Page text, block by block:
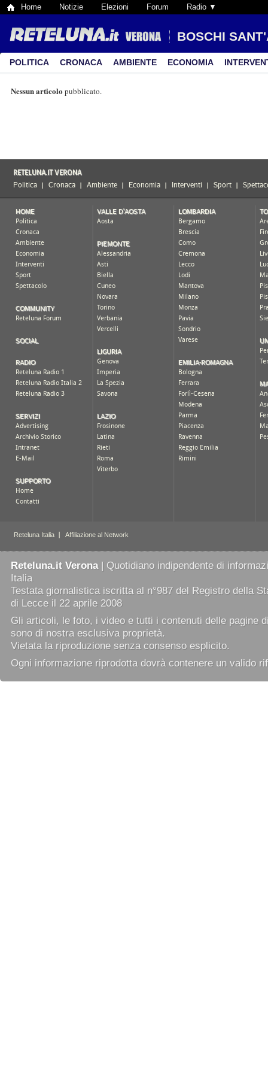
Home Notizie Elezioni Forum Radio ▼
BOSCHI
POLITICA CRONACA AMBIENTE ECONOMIA
Nessun articolo pubblicato.
Reteluna.it Verona| Quotidiano indipendente di
Italia
Testata giornalistica iscritta al n°987 del Registro della
di Lecce il 22 aprile 2008
Gli articoli, le foto, i video e tutti i contenuti delle pagine
sono di nostra esclusiva proprietà.
Vietata la riproduzione senza consenso esplicito.
Ogni informazione riprodotta dovrà contenere un valido